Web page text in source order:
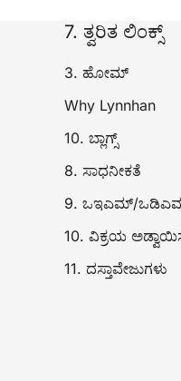
7. ತ್ವರಿತ ಲಿಂಕ್ಸ್
3. ಹೋಮ್
Why Lynnhan
10. ಬ್ಲಾಗ್ಸ್
8. ಸಾಧನೀಕತೆ
9. ಒಇಎಮ್/
10. ವಿಕ್ರಯ
11. ದಸ್ತಾವೇಜುಗಳು